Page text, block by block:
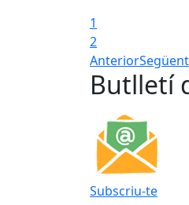
1
2
AnteriorSegüent
Butlletí
Subscriu-te